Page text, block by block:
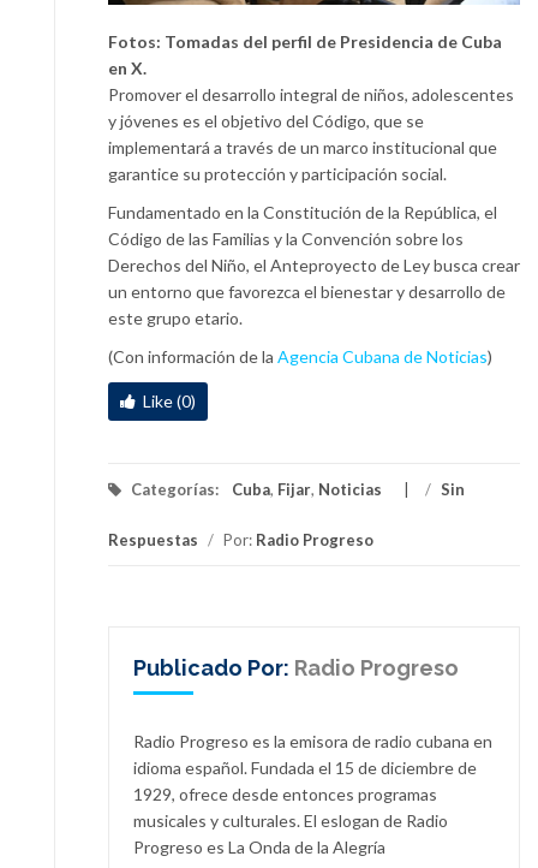
Fotos: Tomadas del perfil de Presidencia de Cuba
en X.
Promover el desarrollo integral de niños, adolescentes
y jóvenes es el objetivo del Código, que se
implementará a través de un marco institucional que
garantice su protección y participación social.
Fundamentado en la Constitución de la República, el
Código de las Familias y la Convención sobre los
Derechos del Niño, el Anteproyecto de Ley busca crear
un entorno que favorezca el bienestar y desarrollo de
este grupo etario.
(Con información de la Agencia Cubana de Noticias)
Like (0)
Categorías: Cuba, Fijar, Noticias / Sin
Respuestas / Por: Radio Progreso
Publicado Por: Radio Progreso
Radio Progreso es la emisora de radio cubana en
idioma español. Fundada el 15 de diciembre de
1929, ofrece desde entonces programas
musicales y culturales. El eslogan de Radio
Progreso es La Onda de la Alegría